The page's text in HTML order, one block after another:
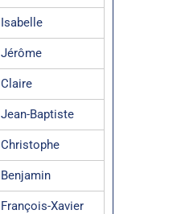
Isabelle
Jérôme
Claire
Jean-Baptiste
Christophe
Benjamin
François-Xavier